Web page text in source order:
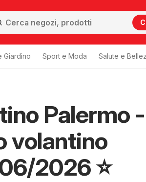
Giardino Sport e Moda Salute e
Palermo -
volantino
2026 ⭐️